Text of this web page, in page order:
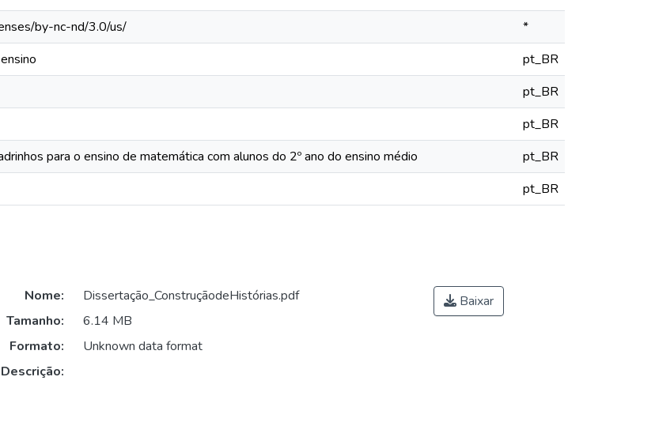
by-nc-nd/3.0/us/
*
pt_BR
pt_BR
pt_BR
para o ensino de matemática com alunos do 2º ano do ensino médio
pt_BR
pt_BR
Nome:
Dissertação_ConstruçãodeHistórias.pdf
Tamanho:
6.14 MB
Formato:
Unknown data format
Descrição:
Baixar